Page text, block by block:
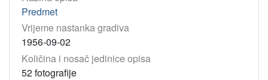
Predmet
Vrijeme nastanka gradiva
1956-09-02
Količina i nosač jedinice opisa
52 fotografije